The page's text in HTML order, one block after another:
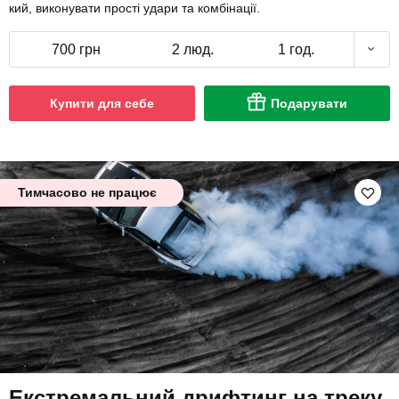
кий, виконувати прості удари та комбінації.
700 грн 2 люд. 1 год.
Купити для себе Подарувати
Тимчасово не працює